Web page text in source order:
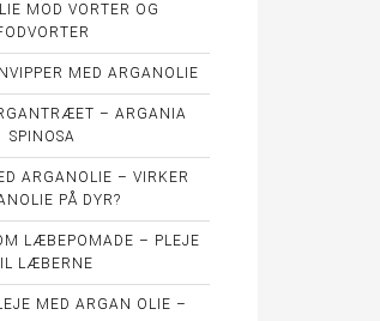
MOD VORTER OG
MED ARGANOLIE
– ARGANIA
SPINOSA
ARGANOLIE – VIRKER
PÅ DYR?
LÆBEPOMADE – PLEJE
LÆBERNE
MED ARGAN OLIE –